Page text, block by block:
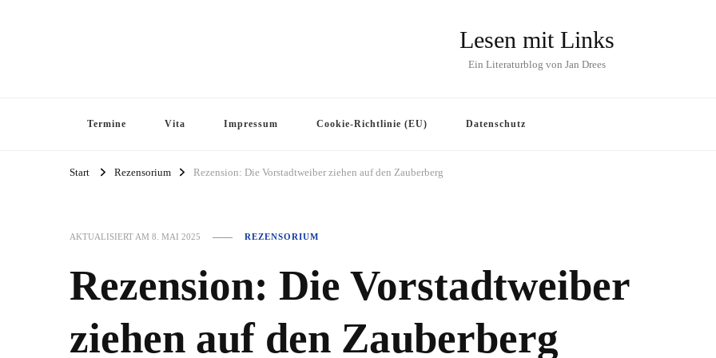
Lesen mit Links
Ein Literaturblog von Jan Drees
Termine Vita Impressum Cookie-Richtlinie (EU) Datenschutz
Start Rezensorium Rezension: Die Vorstadtweiber ziehen auf den Zauberberg
AKTUALISIERT AM 8. MAI 2025 REZENSORIUM
Rezension: Die Vorstadtweiber
ziehen auf den Zauberberg